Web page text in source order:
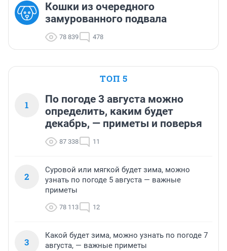
Кошки из очередного
замурованного подвала
78 839 478
ТОП 5
1
По погоде 3 августа можно
определить, каким будет
декабрь, — приметы и поверья
87 338 11
2
Суровой или мягкой будет зима, можно
узнать по погоде 5 августа — важные
приметы
78 113 12
3
Какой будет зима, можно узнать по погоде 7
августа, — важные приметы